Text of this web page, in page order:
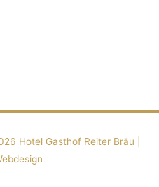
Hotel Gasthof Reiter Bräu